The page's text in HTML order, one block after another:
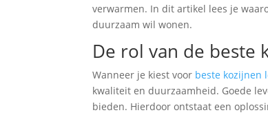
verwarmen. In dit artikel lees je
duurzaam wil wonen.
De rol van de beste
Wanneer je kiest voor beste kozijnen
kwaliteit en duurzaamheid. Goede
bieden. Hierdoor ontstaat een